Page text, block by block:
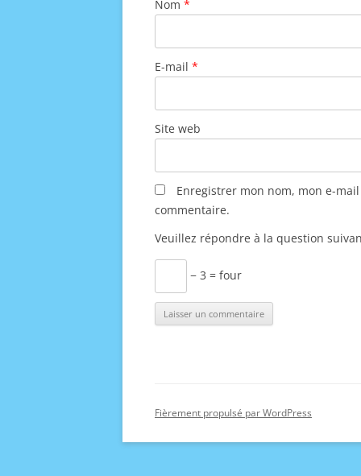
Nom *
E-mail *
Site web
Enregistrer mon nom, mon e-
commentaire.
Veuillez répondre à la question
− 3 = four
Fièrement propulsé par WordPress